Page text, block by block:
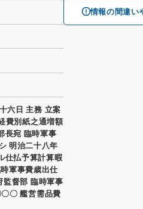
情報の間違い
六日 主務 立案
費別紙之通増額
長宛 臨時軍事
明治二十八年
仕払予算計算暇
軍事費歳出仕
監督部 臨時軍事
〇 艦営需品費